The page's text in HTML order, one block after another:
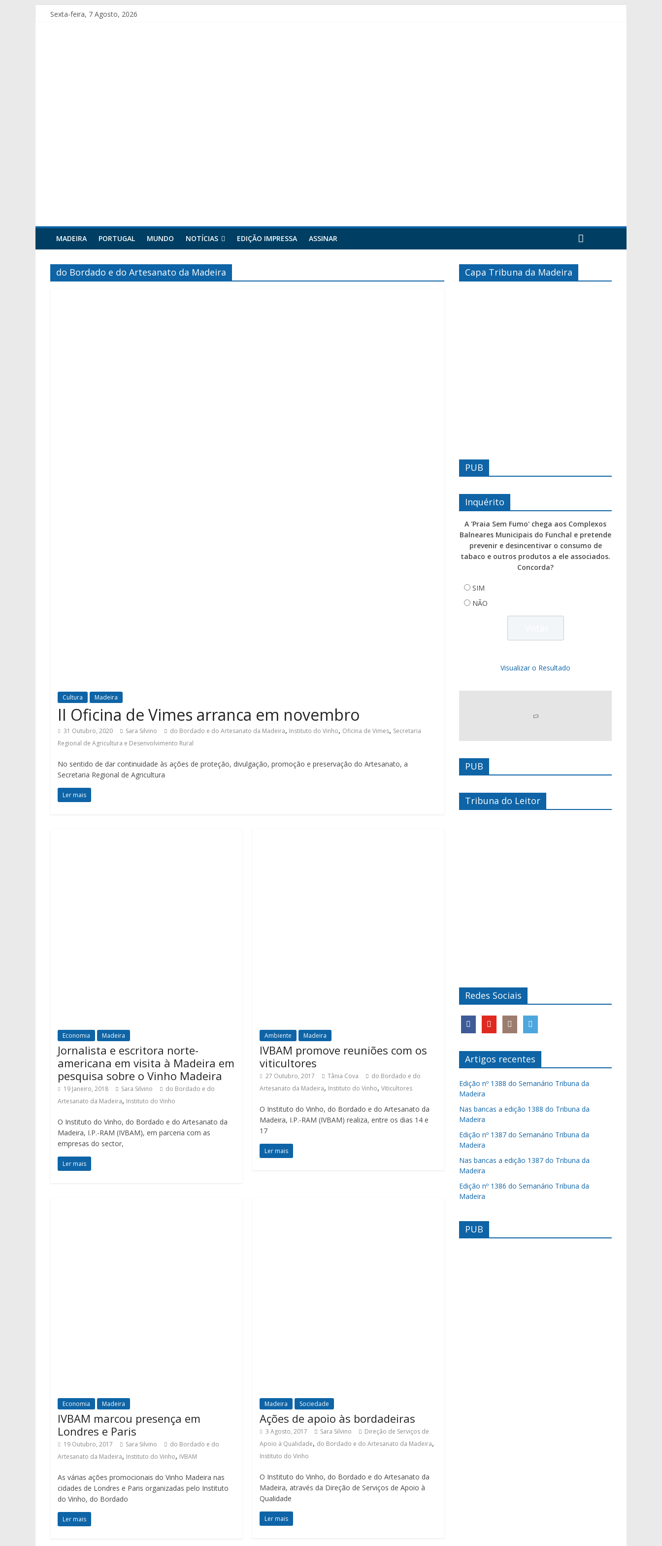
Sexta-feira, 7 Agosto, 2026
MADEIRA PORTUGAL MUNDO NOTÍCIAS EDIÇÃO IMPRESSA ASSINAR
do Bordado e do Artesanato da Madeira
Cultura Madeira
II Oficina de Vimes arranca em novembro
31 Outubro, 2020 Sara Silvino do Bordado e do Artesanato da Madeira, Instituto do Vinho, Oficina de Vimes, Secretaria
Regional de Agricultura e Desenvolvimento Rural
No sentido de dar continuidade às ações de proteção, divulgação, promoção e preservação do Artesanato, a
Secretaria Regional de Agricultura
Ler mais
Economia Madeira
Jornalista e escritora norte-
americana em visita à Madeira em
pesquisa sobre o Vinho Madeira
19 Janeiro, 2018 Sara Silvino
do Bordado e do
Artesanato da Madeira, Instituto do Vinho
O Instituto do Vinho, do Bordado e do Artesanato da
Madeira, I.P.-RAM (IVBAM), em parceria com as
empresas do sector,
Ler mais
Ambiente Madeira
IVBAM promove reuniões com os
viticultores
27 Outubro, 2017 Tânia Cova
do Bordado e do
Artesanato da Madeira, Instituto do Vinho,Viticultores
O Instituto do Vinho, do Bordado e do Artesanato da
Madeira, I.P.-RAM (IVBAM) realiza, entre os dias 14 e
17
Ler mais
Economia Madeira
IVBAM marcou presença em
Londres e Paris
19 Outubro, 2017 Sara Silvino
do Bordado e do
Artesanato da Madeira, Instituto do Vinho, IVBAM
As várias ações promocionais do Vinho Madeira nas
cidades de Londres e Paris organizadas pelo Instituto
do Vinho, do Bordado
Ler mais
Madeira Sociedade
Ações de apoio às bordadeiras
3 Agosto, 2017 Sara Silvino
Direção de Serviços de
Apoio à Qualidade, do Bordado e do Artesanato da Madeira,
Instituto do Vinho
O Instituto do Vinho, do Bordado e do Artesanato da
Madeira, através da Direção de Serviços de Apoio à
Qualidade
Ler mais
Capa Tribuna da Madeira
PUB
Inquérito
A 'Praia Sem Fumo' chega aos Complexos
Balneares Municipais do Funchal e pretende
prevenir e desincentivar o consumo de
tabaco e outros produtos a ele associados.
Concorda?
SIM
NÃO
Visualizar o Resultado
PUB
Tribuna do Leitor
Redes Sociais
Artigos recentes
Edição nº 1388 do Semanário Tribuna da
Madeira
Nas bancas a edição 1388 do Tribuna da
Madeira
Edição nº 1387 do Semanário Tribuna da
Madeira
Nas bancas a edição 1387 do Tribuna da
Madeira
Edição nº 1386 do Semanário Tribuna da
Madeira
PUB